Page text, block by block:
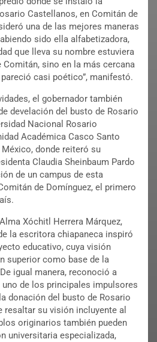
Castellanos, en Comitán de
una de las mejores maneras
sido ella alfabetizadora,
que lleva su nombre estuviera
Comitán, sino en la más cercana
casi poético”, manifestó.
el gobernador también
develación del busto de Rosario
Nacional Rosario
Académica Casco Santo
donde reiteró su
Claudia Sheinbaum Pardo
de un campus de esta
de Domínguez, el primero
Xóchitl Herrera Márquez,
la escritora chiapaneca inspiró
educativo, cuya visión
superior como base de la
igual manera, reconoció a
uno de los principales impulsores
donación del busto de Rosario
resaltar su visión incluyente al
originarios también pueden
universitaria especializada,